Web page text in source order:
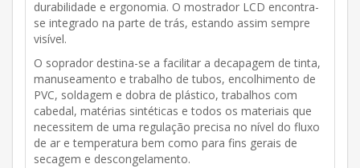
durabilidade e ergonomia. O mostrador LCD encontra-
se integrado na parte de trás, estando assim sempre
visível.
O soprador destina-se a facilitar a decapagem de tinta,
manuseamento e trabalho de tubos, encolhimento de
PVC, soldagem e dobra de plástico, trabalhos com
cabedal, matérias sintéticas e todos os materiais que
necessitem de uma regulação precisa no nível do fluxo
de ar e temperatura bem como para fins gerais de
secagem e descongelamento.